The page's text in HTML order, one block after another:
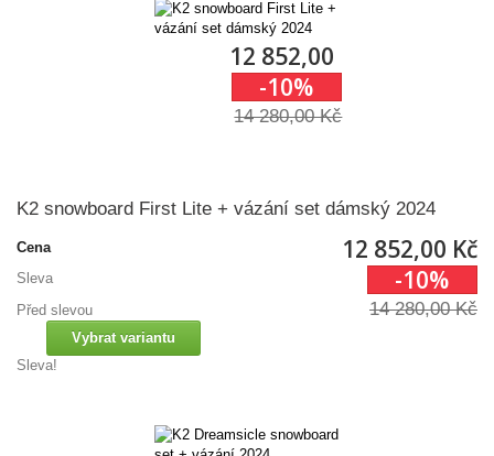
12 852,00 Kč
-10%
14 280,00 Kč
K2 snowboard First Lite + vázání set dámský 2024
12 852,00 Kč
Cena
Sleva
-10%
Před slevou 14 280,00 Kč
Vybrat variantu
Sleva!